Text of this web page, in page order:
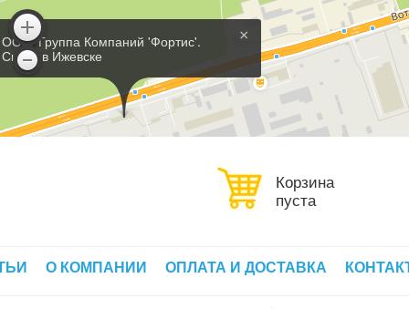
×
ООО 'Группа Компаний 'Фортис'.
Склад в Ижевске
Корзина
пуста
О КОМПАНИИ ОПЛАТА И ДОСТАВКА